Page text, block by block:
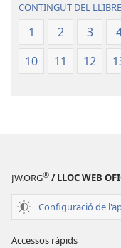
CONTINGUT DEL LLIBRE
1 2 3
10
11 12
JW.ORG® / LLOC WEB
Configuració de
Accessos ràpids